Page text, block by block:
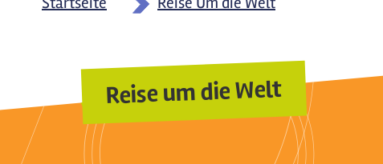
Reise um die Welt